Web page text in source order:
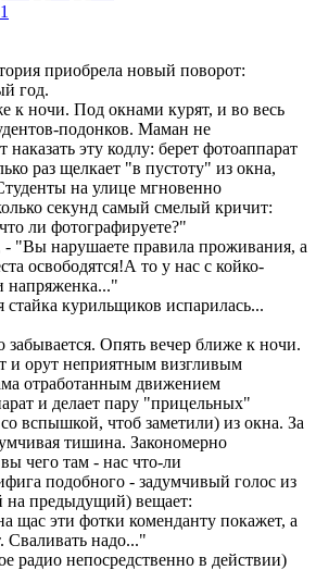
приобрела новый поворот:
год.
к ночи. Под окнами курят, и во весь
подонков. Маман не
эту кодлу: берет фотоаппарат
раз щелкает "в пустоту" из окна,
на улице мгновенно
секунд самый смелый кричит:
ли фотографируете?"
- "Вы нарушаете правила проживания, а
освободятся!А то у нас с койко-
напряженка..."
курильщиков испарилась...
Опять вечер ближе к ночи.
и орут неприятным визгливым
отработанным движением
и делает пару "прицельных"
вспышкой, чтоб заметили) из окна. За
тишина. Закономерно
чего там - нас что-ли
подобного - задумчивый голос из
на предыдущий) вещает:
щас эти фотки коменданту покажет, а
Сваливать надо..."
радио непосредственно в действии)